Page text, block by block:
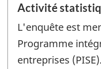
Activité
L'enquête est
Programme
entreprises